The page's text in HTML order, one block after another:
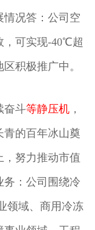
情况答：公司空
，可实现-40℃超
积极推广中。
奋斗等静压机 ，
青的百年冰山奠
，努力推动市值
务：公司围绕冷
领域、商用冷冻